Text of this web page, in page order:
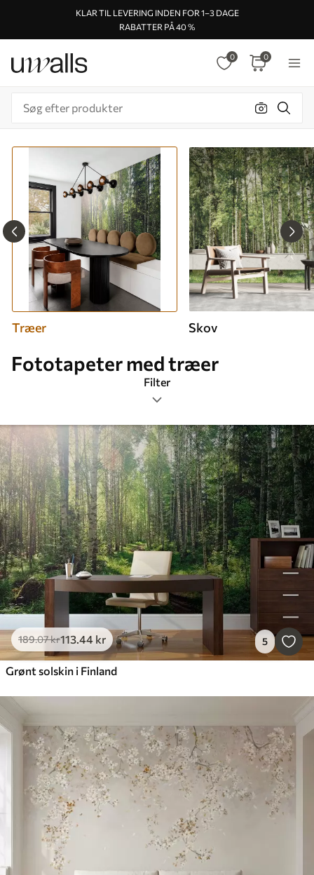
KLAR TIL LEVERING INDEN FOR 1–3 DAGE
RABATTER PÅ 40 %
0 0
Træer Skov
Fototapeter med træer
Filter
Tags
Billedformat
Farve
Smart
Nulstil alting
189.07kr113.44 kr 5
Grønt solskin i Finland